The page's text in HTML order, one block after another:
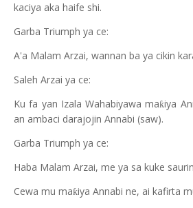
kaciya aka haife shi.
Garba Triumph ya ce:
A'a Malam Arzai, wannan ba ya cikin
Saleh Arzai ya ce:
Ku fa yan Izala Wahabiyawa maƙiya
an ambaci darajojin Annabi (saw).
Garba Triumph ya ce:
Haba Malam Arzai, me ya sa kuke
Cewa mu maƙiya Annabi ne, ai kafirta